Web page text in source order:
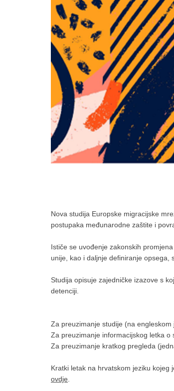
Nova studija Europske migracijske
postupaka međunarodne zaštite i
Ističe se uvođenje zakonskih
unije, kao i daljnje definiranje opsega,
Studija opisuje zajedničke izazove s
detenciji.
Za preuzimanje studije (na engleskom
Za preuzimanje informacijskog letka o
Za preuzimanje kratkog pregleda
Kratki letak na hrvatskom jeziku kojeg
ovdje